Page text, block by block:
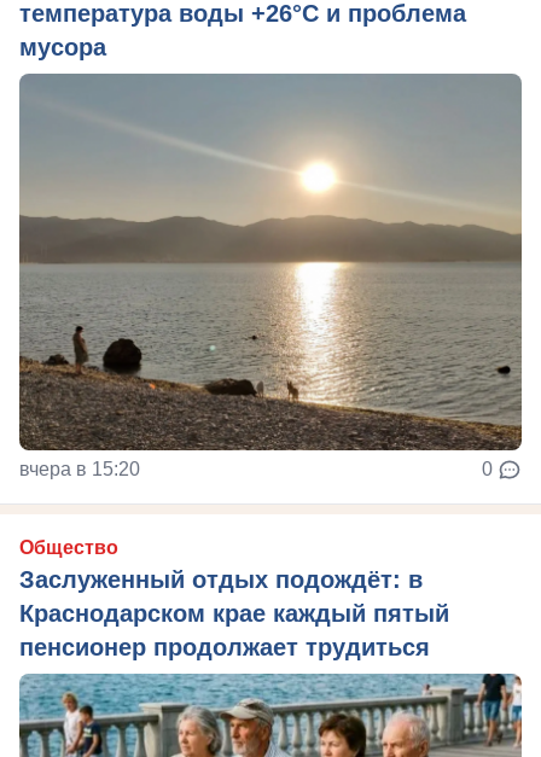
температура воды +26°C и проблема
мусора
вчера в 15:20 0
Общество
Заслуженный отдых подождёт: в
Краснодарском крае каждый пятый
пенсионер продолжает трудиться